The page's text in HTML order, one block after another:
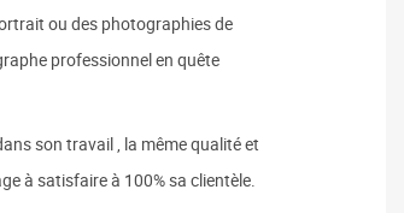
ou des photographies de
professionnel en quête
son travail , la même qualité et
à satisfaire à 100% sa clientèle.